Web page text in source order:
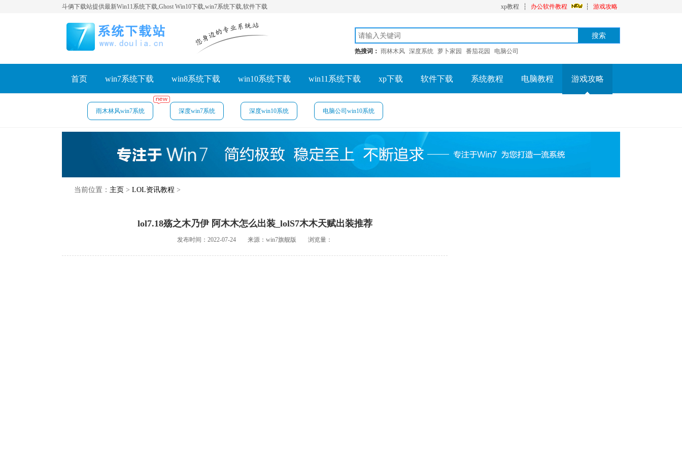
斗俩下载站提供最新Win11系统下载,Ghost Win10下载,win7系统下载,软件下载 xp教程 ┆ 办公软件教程 ┆ 游戏攻略
热搜词： 雨林木风 深度系统 萝卜家园 番茄花园 电脑公司
首页 win7系统下载 win8系统下载 win10系统下载 win11系统下载 xp下载 软件下载 系统教程 电脑教程 游戏攻略
雨木林风win7系统 深度win7系统 深度win10系统 电脑公司win10系统
当前位置： 主页 > LOL资讯教程 >
lol7.18殇之木乃伊 阿木木怎么出装_lolS7木木天赋出装推荐
发布时间：2022-07-24 来源：win7旗舰版 浏览量：